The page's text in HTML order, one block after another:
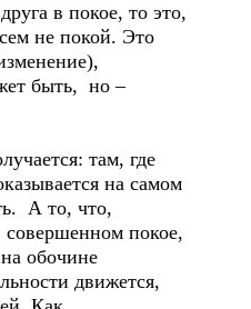
в покое, то это,
не покой. Это
быть, но –
там, где
на самом
А то, что,
совершенном покое,
обочине
движется,